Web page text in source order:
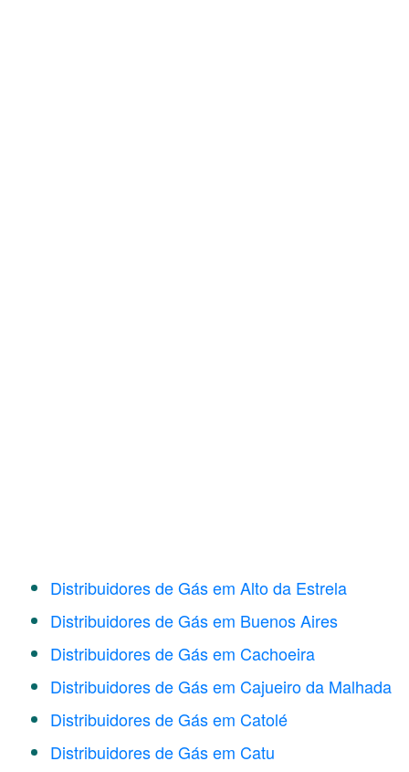
Distribuidores de Gás em Alto da Estrela
Distribuidores de Gás em Buenos Aires
Distribuidores de Gás em Cachoeira
Distribuidores de Gás em Cajueiro da Malhada
Distribuidores de Gás em Catolé
Distribuidores de Gás em Catu